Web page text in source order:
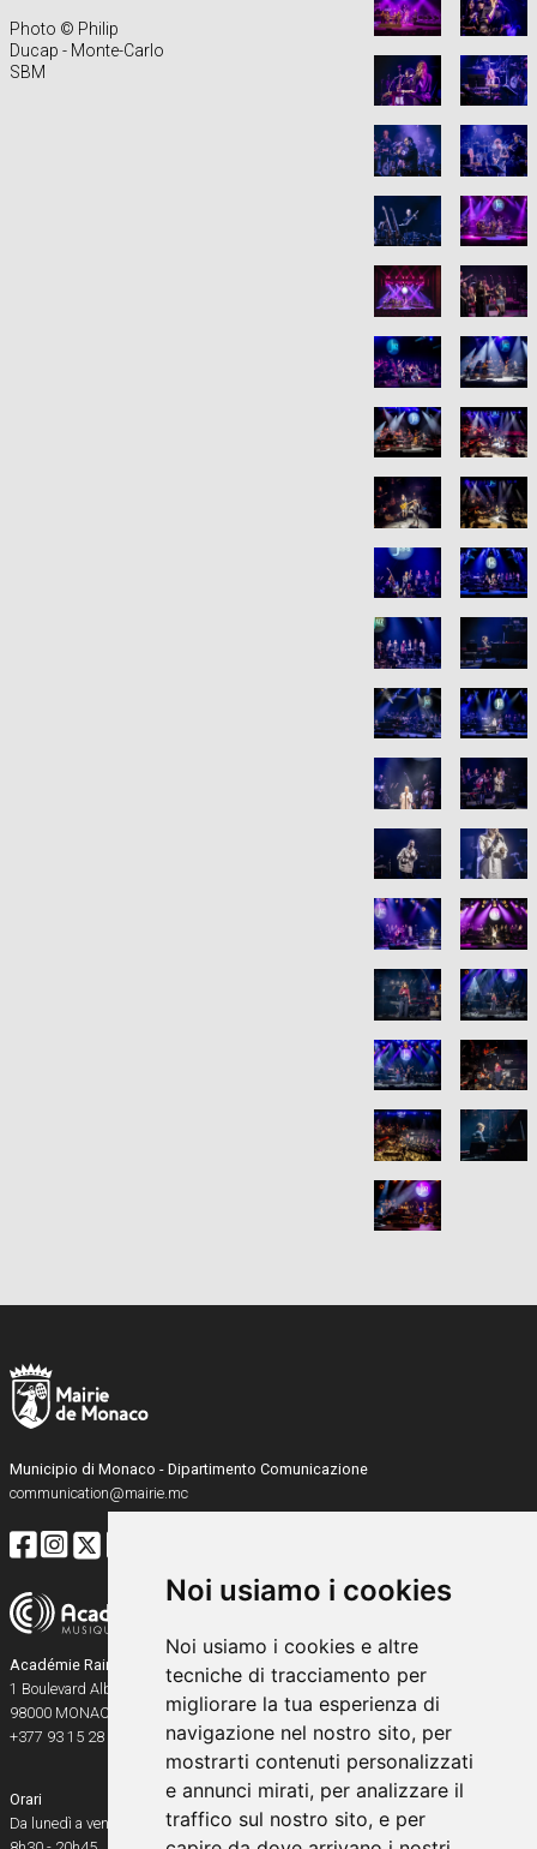
Noi usiamo i cookies
Noi usiamo i cookies e altre
tecniche di tracciamento per
migliorare la tua esperienza di
navigazione nel nostro sito, per
mostrarti contenuti personalizzati
e annunci mirati, per analizzare il
traffico sul nostro sito, e per
Photo © Philip
Ducap - Monte-Carlo
SBM
Municipio di Monaco - Dipartimento Comunicazione
communication@mairie.mc
Académie Rainier III
1 Boulevard Albert Ier
98000 MONACO
+377 93 15 28 91
Orari
Da lunedì a venerdì